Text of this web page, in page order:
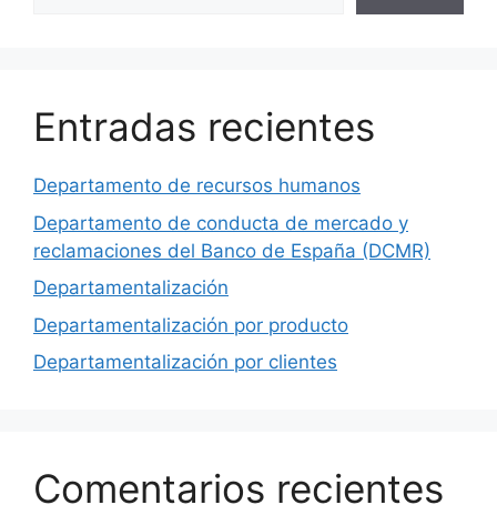
Entradas recientes
Departamento de recursos humanos
Departamento de conducta de mercado y
reclamaciones del Banco de España (DCMR)
Departamentalización
Departamentalización por producto
Departamentalización por clientes
Comentarios recientes